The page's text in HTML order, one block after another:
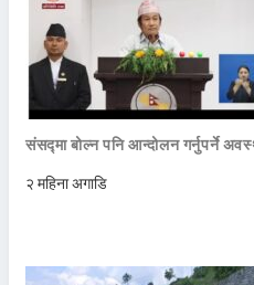
संसद्मा बोल्न पनि आन्दोलन गर्नुपर्ने
२ महिना अगाडि